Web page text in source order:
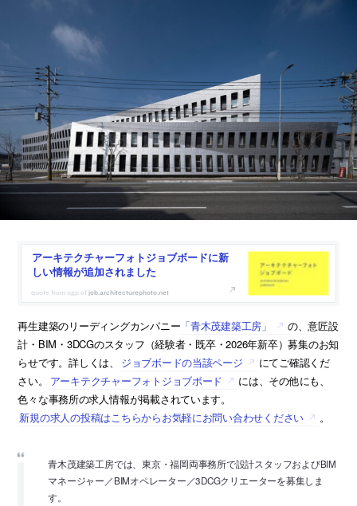
アーキテクチャーフォトジョブボードに新
しい情報が追加されました
job.architecturephoto.net
再生建築のリーディングカンパニー 「青木茂建築工房」
の、意匠設
計・BIM・3DCGのスタッフ（経験者・既卒・2026年新卒）募集のお知
らせです。詳しくは、
ジョブボードの当該ページ
にてご確認くだ
さい。
アーキテクチャーフォトジョブボード
には、その他にも、
色々な事務所の求人情報が掲載されています。
新規の求人の投稿はこちらからお気軽にお問い合わせください
。
青木茂建築工房では、東京・福岡両事務所で設計スタッフおよびBIM
マネージャー／BIMオペレーター／3DCGクリエーターを募集しま
す。